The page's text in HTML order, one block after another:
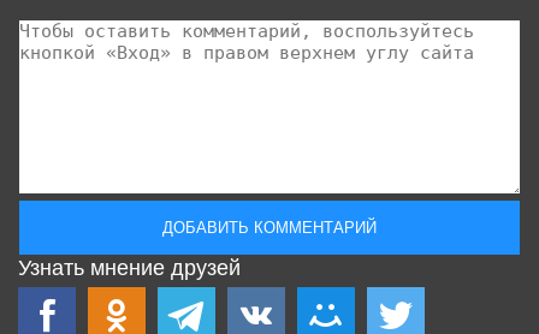
Узнать мнение друзей